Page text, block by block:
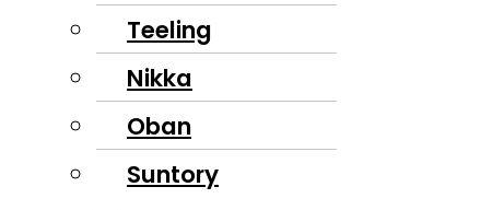
Teeling
Nikka
Oban
Suntory